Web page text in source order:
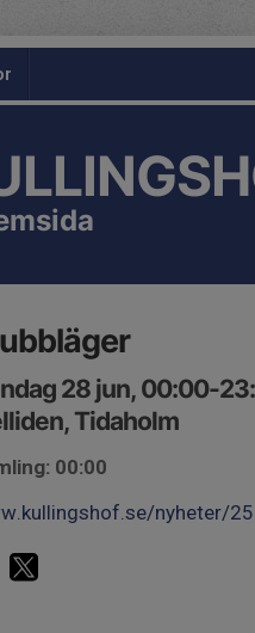
28 jun, 00:00-
Tidaholm
00:00
nyheter/